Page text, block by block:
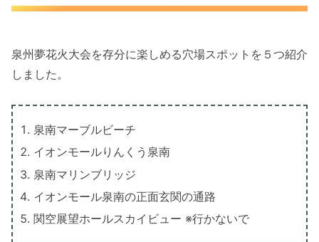
泉州夢花火大会を存分に楽しめる穴場スポットを５つ紹介
しました。
泉南マーブルビーチ
イオンモールりんくう泉南
泉南マリンブリッジ
イオンモール泉南の正面玄関の通路
関空展望ホールスカイビュー ※行かないで